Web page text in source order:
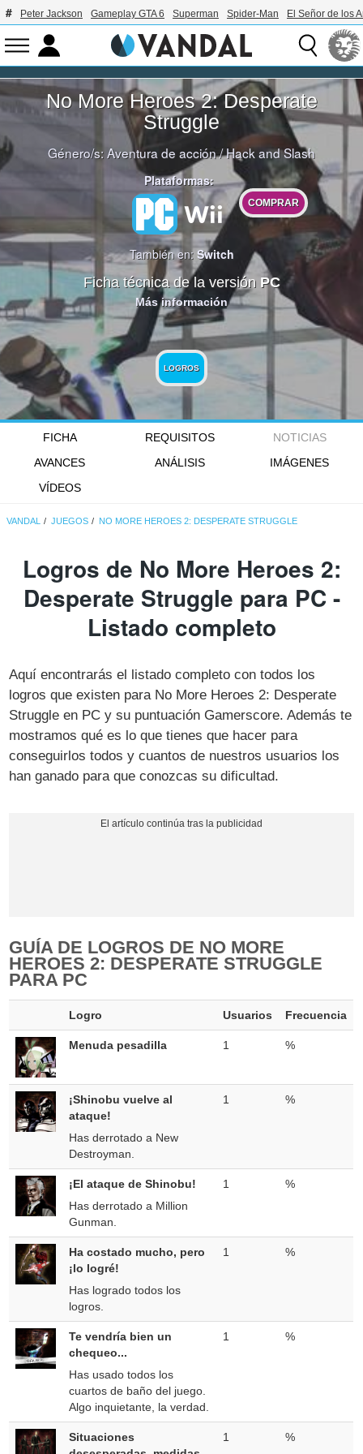
Peter Jackson Gameplay GTA 6 Superman Spider-Man El Señor de los
No More Heroes 2: Desperate
Struggle
Género/s:Aventura de acción/Hack and Slash
Plataformas:
COMPRAR
También en: Switch
Ficha técnica de la versión PC
Más información
LOGROS
FICHA REQUISITOS
NOTICIAS
AVANCES
ANÁLISIS
IMÁGENES
VÍDEOS
VANDAL JUEGOS NO MORE HEROES 2: DESPERATE STRUGGLE
Logros de No More Heroes 2:
Desperate Struggle para PC -
Listado completo
Aquí encontrarás el listado completo con todos los
logros que existen para No More Heroes 2: Desperate
Struggle en PC y su puntuación Gamerscore. Además te
mostramos qué es lo que tienes que hacer para
conseguirlos todos y cuantos de nuestros usuarios los
han ganado para que conozcas su dificultad.
GUÍA DE LOGROS DE NO MORE
HEROES 2: DESPERATE STRUGGLE
PARA PC
Logro Usuarios Frecuencia
Menuda pesadilla 1 %
¡Shinobu vuelve al
ataque!
Has derrotado a New
Destroyman.
1 %
¡El ataque de Shinobu!
Has derrotado a Million
Gunman.
1 %
Ha costado mucho, pero
¡lo logré!
Has logrado todos los
logros.
1 %
Te vendría bien un
chequeo...
Has usado todos los
cuartos de baño del juego.
Algo inquietante, la verdad.
1 %
Situaciones
1 %